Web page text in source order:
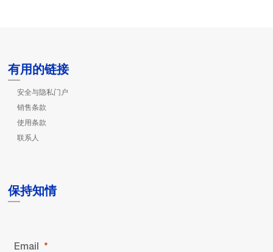
有用的链接
安全与隐私门户
销售条款
使用条款
联系人
保持知情
Email